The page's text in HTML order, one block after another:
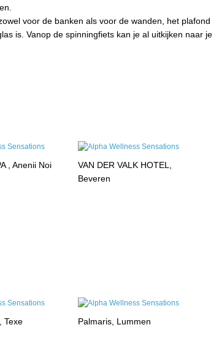
voor de banken als voor de wanden, het plafond
is. Vanop de spinningfiets kan je al uitkijken naar je
, Anenii Noi
VAN DER VALK HOTEL,
Beveren
Texe Palmaris, Lummen